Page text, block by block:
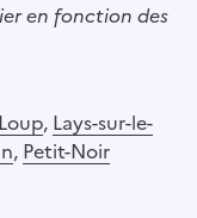
en fonction des
, Lays-sur-le-
, Petit-Noir